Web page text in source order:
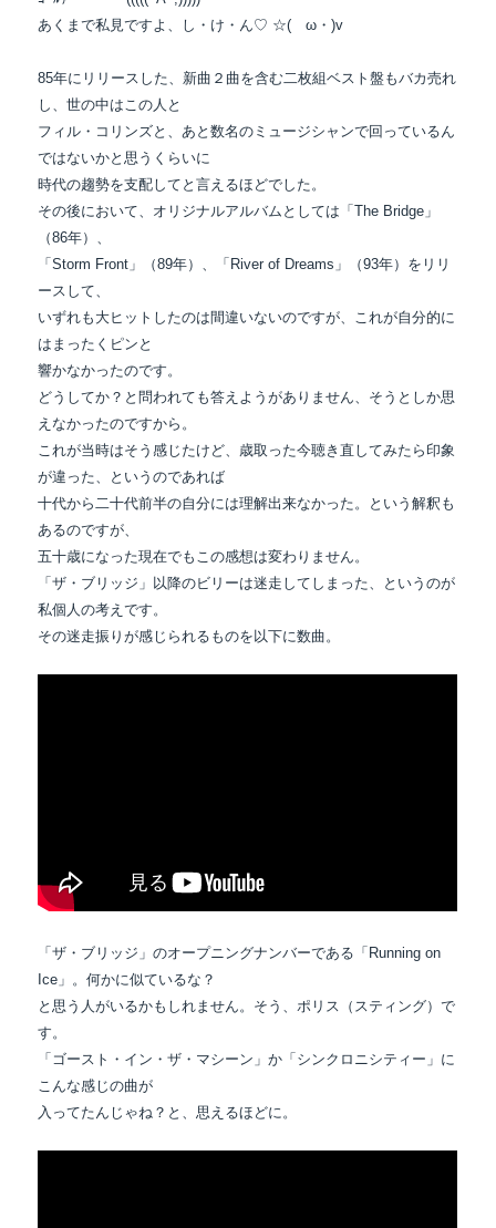
あくまで私見ですよ、し・け・ん♡ ☆(ゝω・)v
85年にリリースした、新曲２曲を含む二枚組ベスト盤もバカ売れ
し、世の中はこの人と
フィル・コリンズと、あと数名のミュージシャンで回っているん
ではないかと思うくらいに
時代の趨勢を支配してと言えるほどでした。
その後において、オリジナルアルバムとしては「The Bridge」
（86年）、
「Storm Front」（89年）、「River of Dreams」（93年）をリリ
ースして、
いずれも大ヒットしたのは間違いないのですが、これが自分的に
はまったくピンと
響かなかったのです。
どうしてか？と問われても答えようがありません、そうとしか思
えなかったのですから。
これが当時はそう感じたけど、歳取った今聴き直してみたら印象
が違った、というのであれば
十代から二十代前半の自分には理解出来なかった。という解釈も
あるのですが、
五十歳になった現在でもこの感想は変わりません。
「ザ・ブリッジ」以降のビリーは迷走してしまった、というのが
私個人の考えです。
その迷走振りが感じられるものを以下に数曲。
「ザ・ブリッジ」のオープニングナンバーである「Running on
Ice」。何かに似ているな？
と思う人がいるかもしれません。そう、ポリス（スティング）で
す。
「ゴースト・イン・ザ・マシーン」か「シンクロニシティー」に
こんな感じの曲が
入ってたんじゃね？と、思えるほどに。